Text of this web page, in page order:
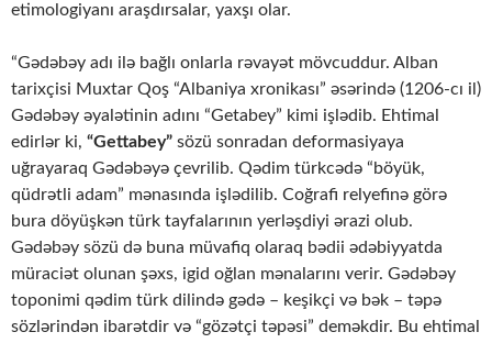
etimologiyanı araşdırsalar, yaxşı olar.
“Gədəbəy adı ilə bağlı onlarla rəvayət mövcuddur. Alban
tarixçisi Muxtar Qoş “Albaniya xronikası” əsərində (1206-cı il)
Gədəbəy əyalətinin adını “Getabey” kimi işlədib. Ehtimal
edirlər ki, “Gettabey” sözü sonradan deformasiyaya
uğrayaraq Gədəbəyə çevrilib. Qədim türkcədə “böyük,
qüdrətli adam” mənasında işlədilib. Coğrafi relyefinə görə
bura döyüşkən türk tayfalarının yerləşdiyi ərazi olub.
Gədəbəy sözü də buna müvafiq olaraq bədii ədəbiyyatda
müraciət olunan şəxs, igid oğlan mənalarını verir. Gədəbəy
toponimi qədim türk dilində gədə – keşikçi və bək – təpə
sözlərindən ibarətdir və “gözətçi təpəsi” deməkdir. Bu ehtimal